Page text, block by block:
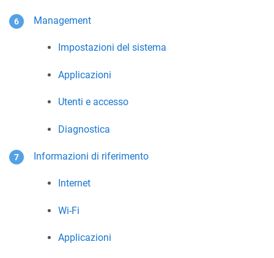
Management
Impostazioni del sistema
Applicazioni
Utenti e accesso
Diagnostica
Informazioni di riferimento
Internet
Wi-Fi
Applicazioni